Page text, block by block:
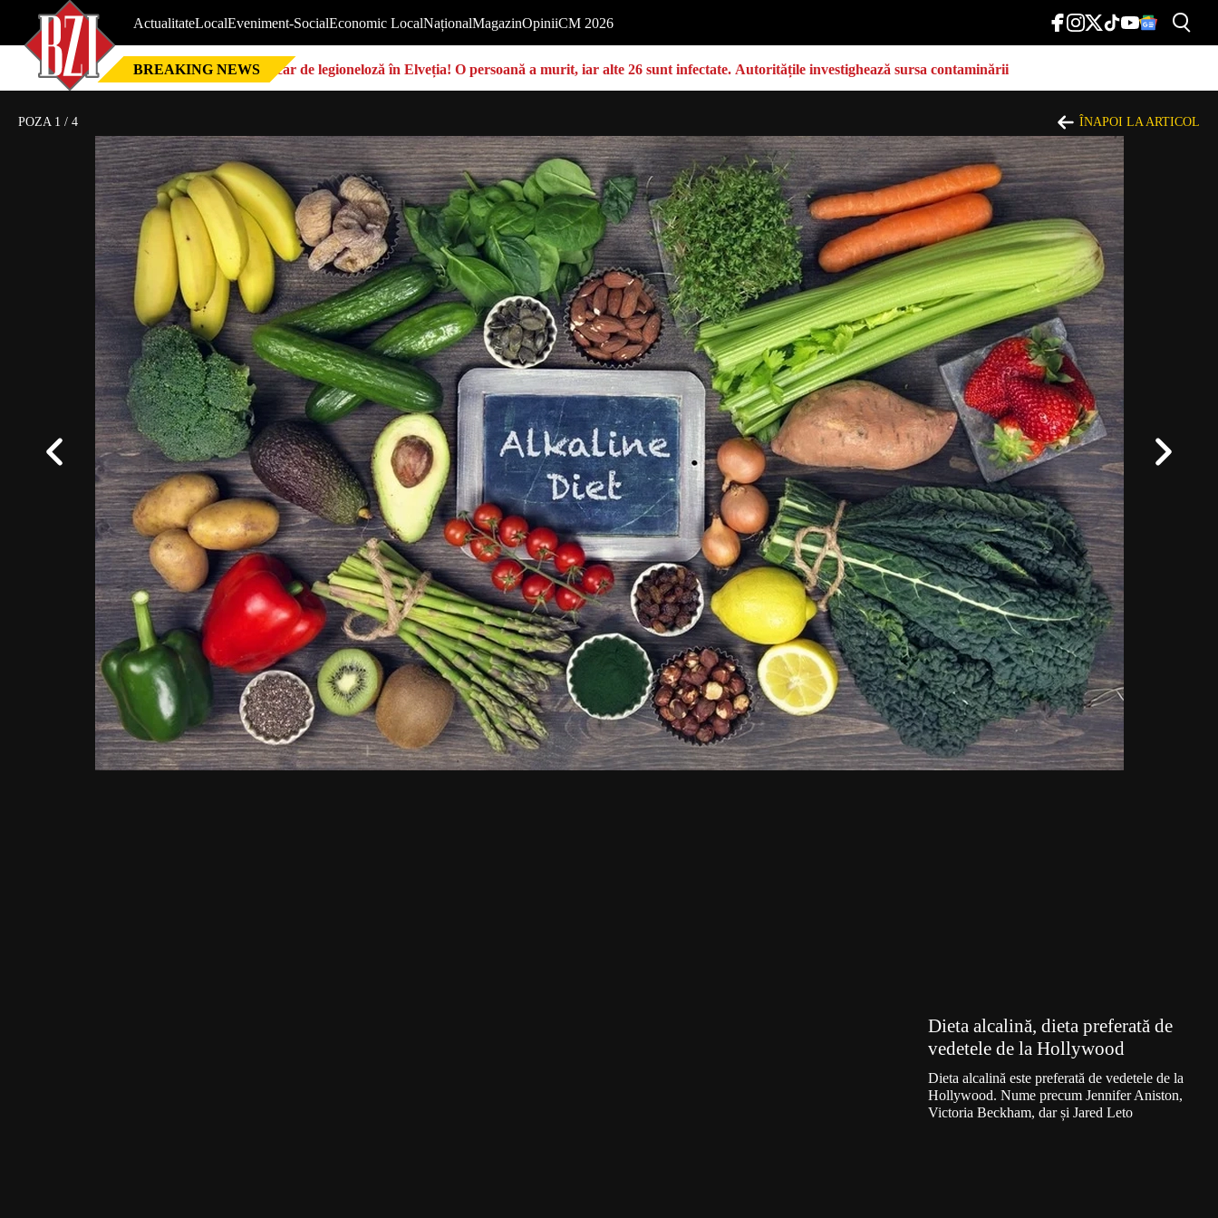
ActualitateLocalEveniment-SocialEconomic LocalNaționalMagazinOpiniiCM 2026
BREAKING NEWS Focar de legioneloză în Elveția! O persoană a murit, iar alte 26 sunt infectate. Autoritățile investighează sursa contaminării
POZA 1 / 4 ÎNAPOI LA ARTICOL
Dieta alcalină, dieta preferată de
vedetele de la Hollywood
Dieta alcalină este preferată de vedetele de la
Hollywood. Nume precum Jennifer Aniston,
Victoria Beckham, dar și Jared Leto